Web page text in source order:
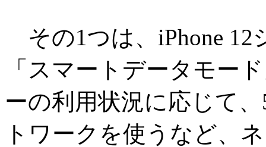
その1つは、iPhone 12
「スマートデータモー
ーの利用状況に応じて
トワークを使うなど、